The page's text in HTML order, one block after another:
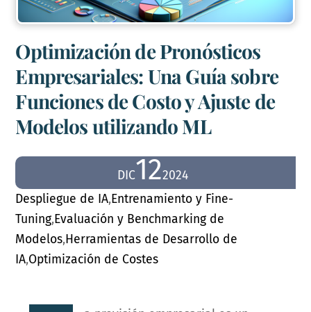
Optimización de Pronósticos
Empresariales: Una Guía sobre
Funciones de Costo y Ajuste de
Modelos utilizando ML
DIC122024
Despliegue de IA,Entrenamiento y Fine-
Tuning,Evaluación y Benchmarking de
Modelos,Herramientas de Desarrollo de
IA,Optimización de Costes